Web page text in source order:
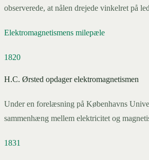
observerede, at nålen drejede vinkelret på
Elektromagnetismens milepæle
1820
H.C. Ørsted opdager elektromagnetismen
Under en forelæsning på Københavns
sammenhæng mellem elektricitet og
1831